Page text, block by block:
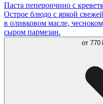
Паста пеперончино с
Острое блюдо с яркой
в оливковом масле,
сыром пармезан.
от 770